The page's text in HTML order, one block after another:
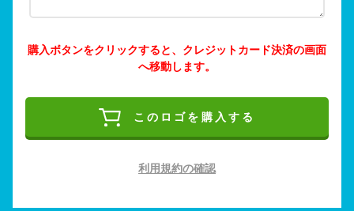
購入ボタンをクリックすると、クレジットカード決済の画面
へ移動します。
このロゴを購入する
利用規約の確認